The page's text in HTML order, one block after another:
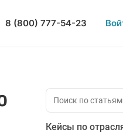
8 (800) 777-54-23
Кейсы по